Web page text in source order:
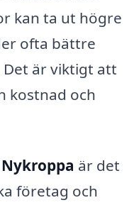
kan ta ut högre
ofta bättre
är viktigt att
kostnad och
är det
företag och